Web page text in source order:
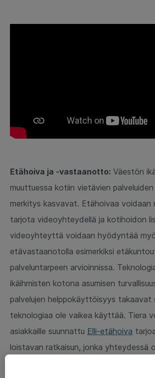
Etähoiva ja -vastaanotto: Väestön
muuttuessa kotiin vietävien
merkitys kasvavat. Etähoivaa voidaan
tarjota videoyhteydellä ja kotihoidon
videoyhteyttä voidaan hyödyntää
etävastaanotolla esimerkiksi
palveluntarpeen arvioinnissa.
ikäihmisten kotona asumisen
palvelujen helppokäyttöisyys takaavat
teknologiaa ole vaikea käyttää. Tiera
asiakkaille suunnattu Elli-etähoiva
loistavan ratkaisun, jonka yhteydessä